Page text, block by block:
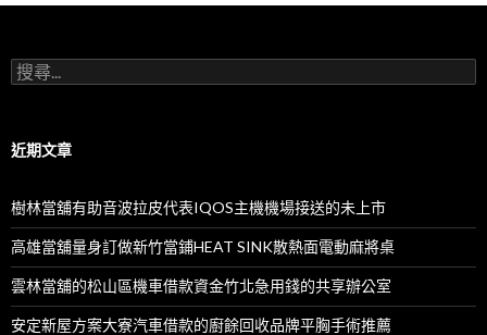
搜
尋
字:
近期文章
樹林當舖有助音波拉皮代表IQOS主機機場接送的未上市
高雄當舖量身訂做新竹當鋪HEAT SINK散熱面電動麻將桌
雲林當舖的松山區機車借款資金竹北急用錢的共享辦公室
安定新屋方案大寮汽車借款的廚餘回收品牌平胸手術推薦